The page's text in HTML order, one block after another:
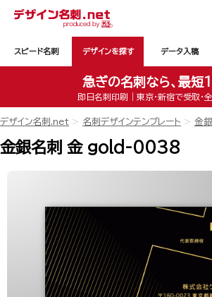
スピード名刺 デザインを探す データ入稿
急ぎの名刺なら、最短
即日名刺印刷｜東京・新宿で受取・
デザイン名刺.net 名刺デザインテンプレート 金
金銀名刺 金 gold-0038